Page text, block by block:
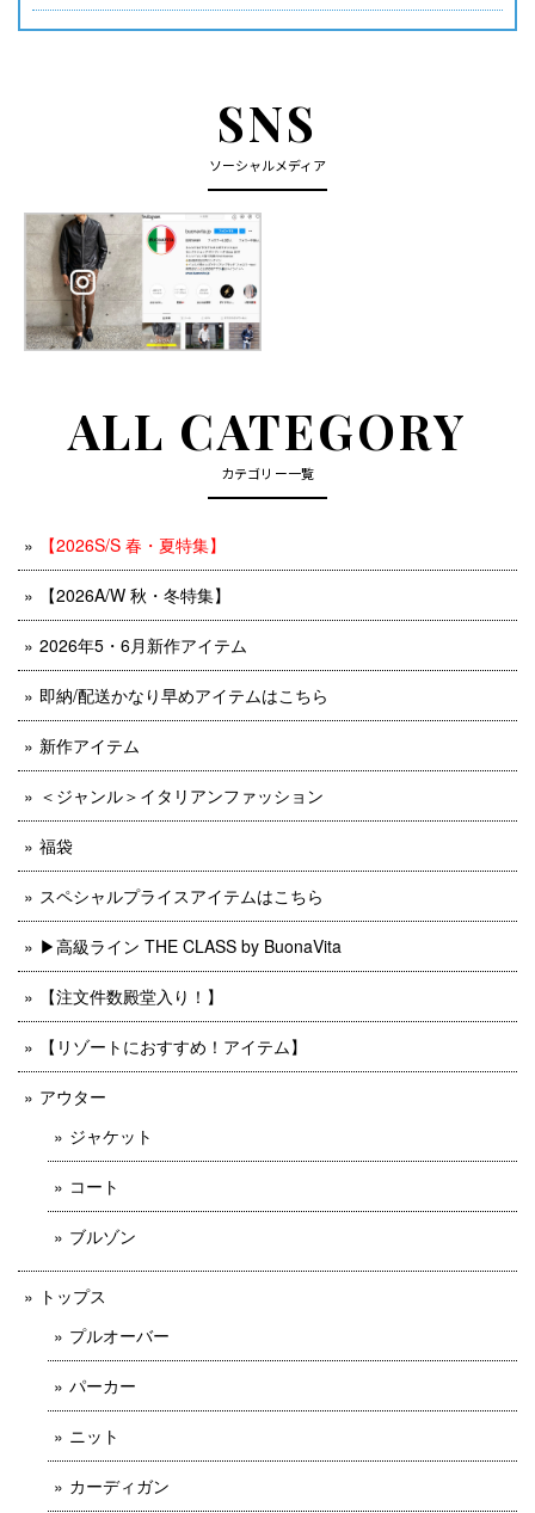
SNS
ソーシャルメディア
ALL CATEGORY
カテゴリー一覧
【2026S/S 春・夏特集】
【2026A/W 秋・冬特集】
2026年5・6月新作アイテム
即納/配送かなり早めアイテムはこちら
新作アイテム
＜ジャンル＞イタリアンファッション
福袋
スペシャルプライスアイテムはこちら
▶︎高級ライン THE CLASS by BuonaVita
【注文件数殿堂入り！】
【リゾートにおすすめ！アイテム】
アウター
ジャケット
コート
ブルゾン
トップス
プルオーバー
パーカー
ニット
カーディガン